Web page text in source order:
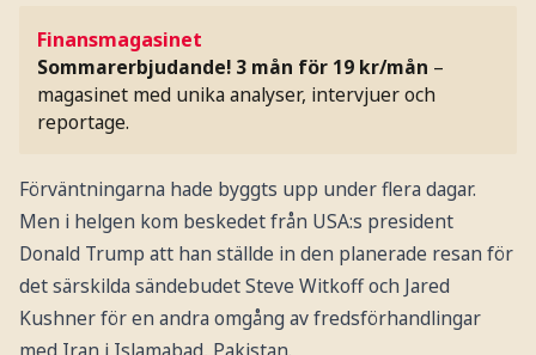
Finansmagasinet
Sommarerbjudande! 3 mån för 19 kr/mån –
magasinet med unika analyser, intervjuer och
reportage.
Förväntningarna hade byggts upp under flera dagar.
Men i helgen kom beskedet från USA:s president
Donald Trump att han ställde in den planerade resan för
det särskilda sändebudet Steve Witkoff och Jared
Kushner för en andra omgång av fredsförhandlingar